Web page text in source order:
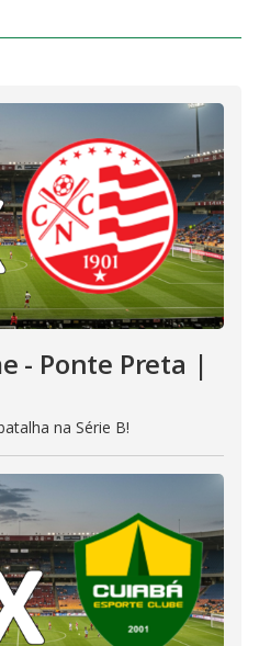
- Ponte Preta |
na Série B!